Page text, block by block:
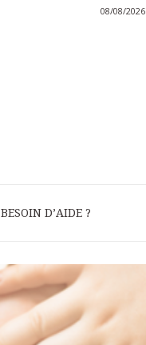
08/08/2026
D’AIDE ?